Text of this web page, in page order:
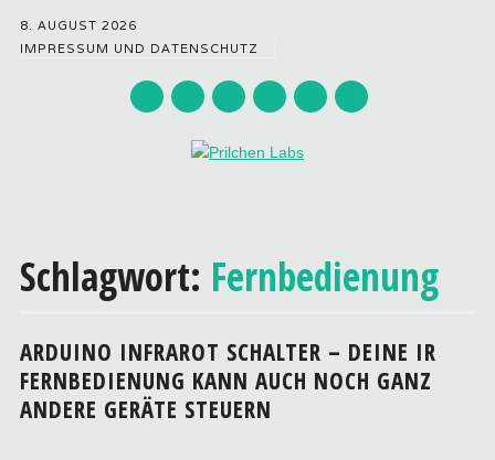
8. AUGUST 2026
IMPRESSUM UND DATENSCHUTZ
springen
Schlagwort: Fernbedienung
ARDUINO INFRAROT SCHALTER – DEINE IR
FERNBEDIENUNG KANN AUCH NOCH GANZ
ANDERE GERÄTE STEUERN